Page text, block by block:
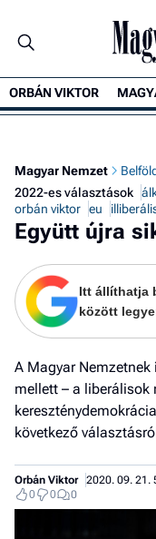
ORBÁN VIKTOR
Magyar Nemzet
2022-es választások
orbán viktor eu
Együtt újra
Itt állíthatja
között
A Magyar Nemzetnek
mellett – a liberálisok
következő
Orbán Viktor
2020. 09. 21.
0
0 0